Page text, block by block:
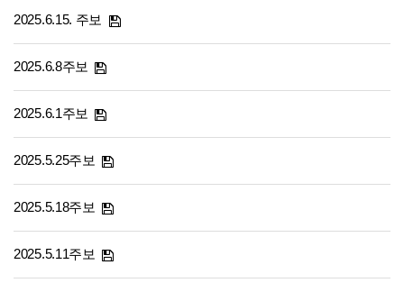
2025.6.15. 주보
2025.6.8주보
2025.6.1주보
2025.5.25주보
2025.5.18주보
2025.5.11주보